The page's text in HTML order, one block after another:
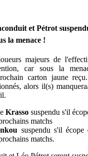
et Pétrot
la menace !
majeurs de
car sous la
carton jaune
alors il(s)
Krasso suspendu s'il
matchs
suspendu s'il
matchs.